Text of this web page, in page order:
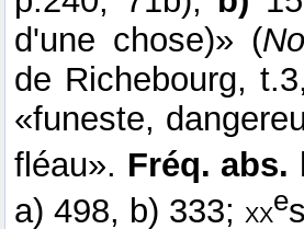
d'une chose)» (
de Richebourg,
«funeste,
fléau». Fréq. abs.
a) 498, b) 333; xxe